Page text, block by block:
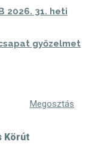
2026. 31. heti
győzelmet
Körút
Megosztás